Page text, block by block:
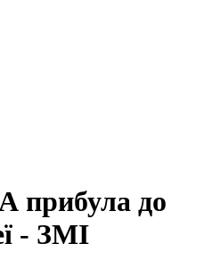
прибула до
- ЗМІ